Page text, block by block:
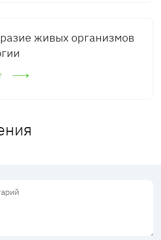
живых организмов